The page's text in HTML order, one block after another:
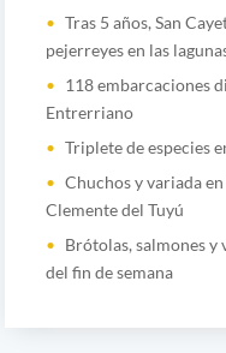
Tras 5 años, San
pejerreyes en las
118 embarcaciones
Entrerriano
Triplete de especies
Chuchos y variada
Clemente del Tuyú
Brótolas, salmones y
del fin de semana